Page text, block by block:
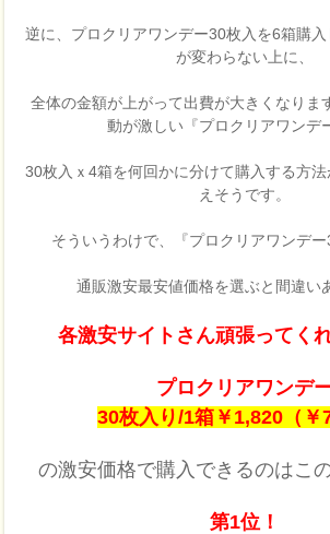
逆に、プロクリアワンデー30枚入を6箱購
が変わらない上に、
全体の金額が上がって出費が大きくなりま
動が激しい『プロクリアワンデ
30枚入ｘ4箱を何回かに分けて購入する方
えそうです。
そういうわけで、『プロクリアワンデ
通販激安最安値価格を選ぶと間違い
各激安サイトさん頑張ってく
プロクリアワンデ
30枚入り/1箱￥1,820（￥
の激安価格で購入できるのはこ
第1位！